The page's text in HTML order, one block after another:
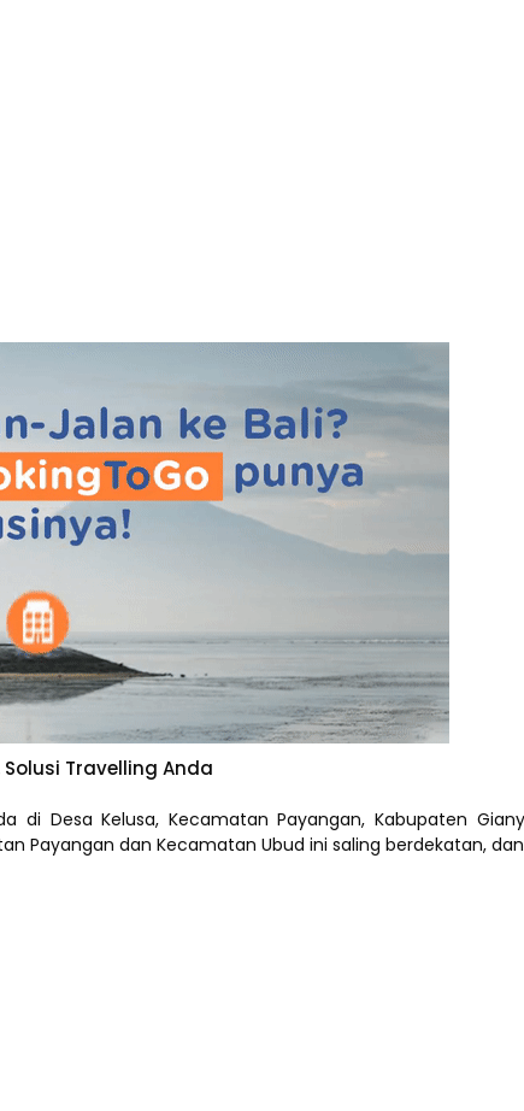
Travelling Anda
di Desa Kelusa, Kecamatan Payangan, Kabupaten
Payangan dan Kecamatan Ubud ini saling berdekatan,